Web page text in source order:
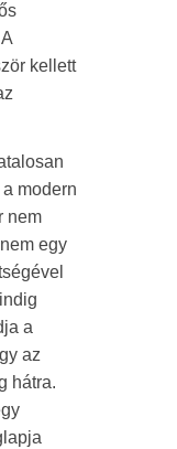
kellett
modern
nem
egy
a
az
hátra.